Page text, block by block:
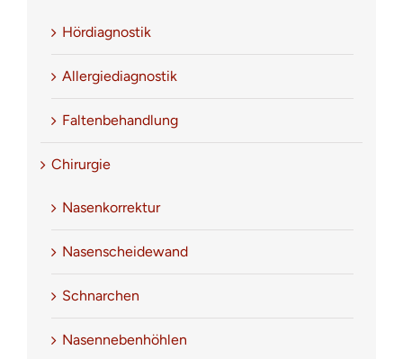
Hördiagnostik
Allergiediagnostik
Faltenbehandlung
Chirurgie
Nasenkorrektur
Nasenscheidewand
Schnarchen
Nasennebenhöhlen